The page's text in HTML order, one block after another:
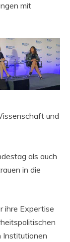
mit
und
als auch
in die
ihre Expertise
Institutionen